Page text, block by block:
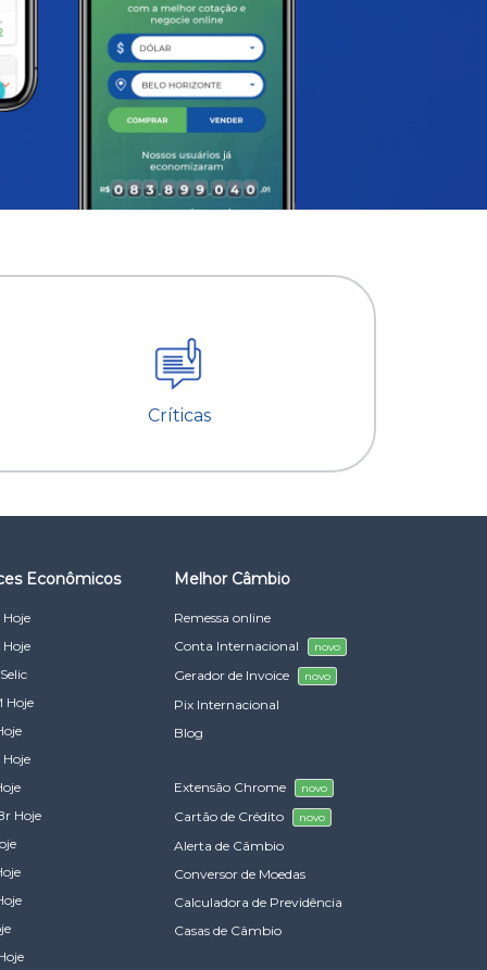
Críticas
Econômicos
Hoje
Hoje
Hoje
Hoje
Hoje
Melhor Câmbio
Remessa online
Conta Internacional
novo
Gerador de Invoice novo
Pix Internacional
Blog
Extensão Chrome novo
Cartão de Crédito novo
Alerta de Câmbio
Conversor de Moedas
Calculadora de Previdência
Casas de Câmbio